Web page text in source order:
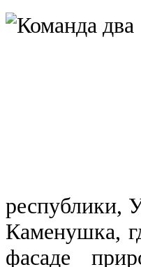
Каменушка,
фасаде